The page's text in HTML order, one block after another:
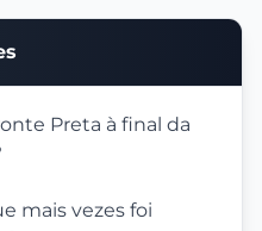
Preta à final da
mais vezes foi